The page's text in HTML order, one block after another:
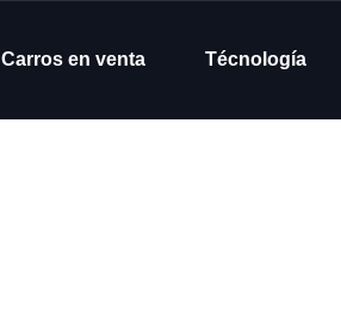
Carros en venta Técnología